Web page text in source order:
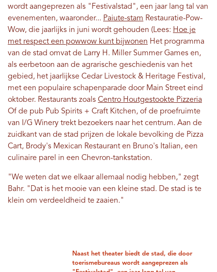
wordt aangeprezen als "Festivalstad", een jaar lang tal van
evenementen, waaronder... Paiute-stam Restauratie-Pow-
Wow, die jaarlijks in juni wordt gehouden (Lees: Hoe je
met respect een powwow kunt bijwonen Het programma
van de stad omvat de Larry H. Miller Summer Games en,
als eerbetoon aan de agrarische geschiedenis van het
gebied, het jaarlijkse Cedar Livestock & Heritage Festival,
met een populaire schapenparade door Main Street eind
oktober. Restaurants zoals Centro Houtgestookte Pizzeria
Of de pub Pub Spirits + Craft Kitchen, of de proefruimte
van I/G Winery trekt bezoekers naar het centrum. Aan de
zuidkant van de stad prijzen de lokale bevolking de Pizza
Cart, Brody's Mexican Restaurant en Bruno's Italian, een
culinaire parel in een Chevron-tankstation.
"We weten dat we elkaar allemaal nodig hebben," zegt
Bahr. "Dat is het mooie van een kleine stad. De stad is te
klein om verdeeldheid te zaaien."
Naast het theater biedt de stad, die door
toerismebureaus wordt aangeprezen als